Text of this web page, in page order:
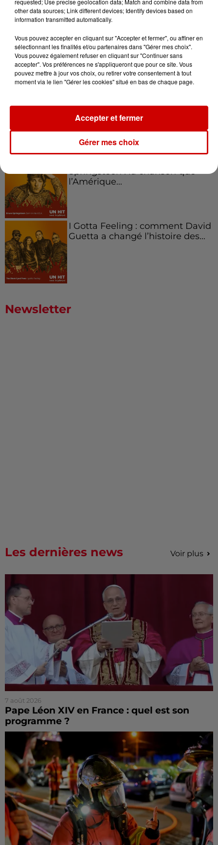
Podcasts Voir plus
emblématique de
l'entrepreneuriat féminin
Canada et accueillir les bleus à
Boston,...
l’Amérique...
I Gotta Feeling : comment David
Guetta a changé l’histoire des...
Newsletter
Les dernières news Voir plus
7 août 2026
Pape Léon XIV en France : quel est son
programme ?
other data sources; Link different devices; Identify devices based on
information transmitted automatically.
Vous pouvez accepter en cliquant sur "Accepter et fermer", ou affiner en
sélectionnant les finalités et/ou partenaires dans "Gérer mes choix".
Vous pouvez également refuser en cliquant sur "Continuer sans
accepter". Vos préférences ne s'appliqueront que pour ce site. Vous
pouvez mettre à jour vos choix, ou retirer votre consentement à tout
moment via le lien "Gérer les cookies" situé en bas de chaque page.
Gérer mes choix
Accepter et fermer